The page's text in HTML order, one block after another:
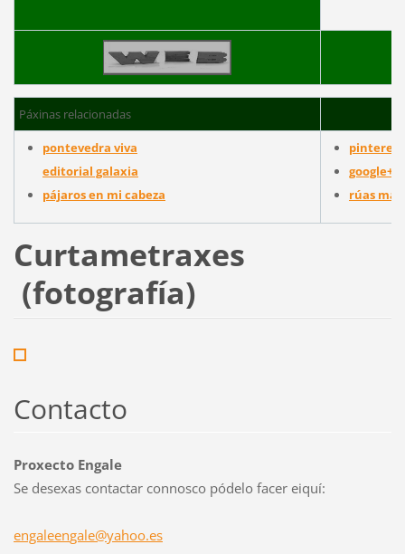
Páxinas relacionadas
pontevedra viva
editorial galaxia
pájaros en mi cabeza
pinterest
google+
rúas
Curtametraxes
(fotografía)
Contacto
Proxecto Engale
Se desexas contactar connosco pódelo facer eiquí:
engaleengale@yahoo.es